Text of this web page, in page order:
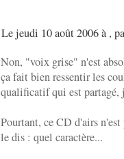
Le jeudi 10 août 2006 à ,
Non, "voix grise" n'est
ça fait bien ressentir les
qualificatif qui est partagé,
Pourtant, ce CD d'airs
le dis : quel caractère...